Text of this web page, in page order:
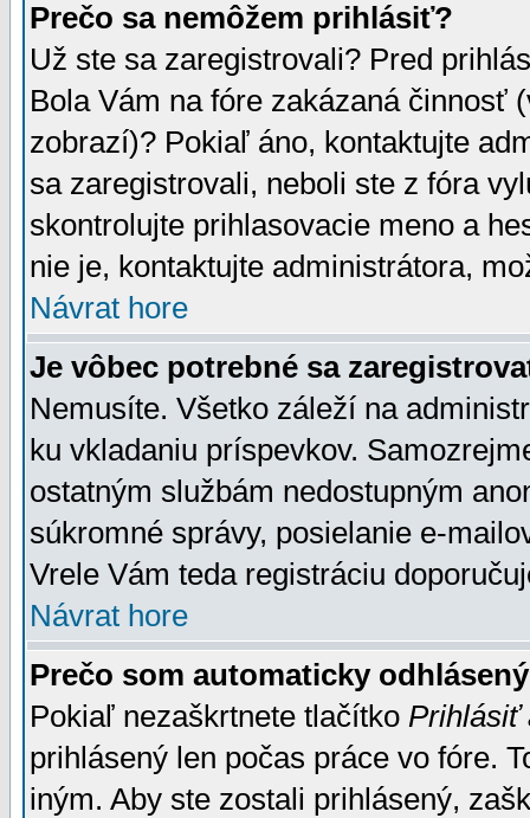
Prečo sa nemôžem prihlásiť?
Už ste sa zaregistrovali? Pred
Bola Vám na fóre zakázaná činnosť
zobrazí)? Pokiaľ áno, kontaktujte
sa zaregistrovali, neboli ste z fóra
skontrolujte prihlasovacie meno a
nie je, kontaktujte administrátora,
Návrat hore
Je vôbec potrebné sa
Nemusíte. Všetko záleží na
ku vkladaniu príspevkov.
ostatným službám nedostupným
súkromné správy, posielanie e-
Vrele Vám teda registráciu
Návrat hore
Prečo som automaticky
Pokiaľ nezaškrtnete tlačítko Prihlásiť
prihlásený len počas práce vo fóre.
iným. Aby ste zostali prihlásený,